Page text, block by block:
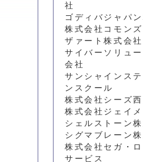
社
ゴディバジャパ
株式会社コモンズ
ザァート株式会社
サイバーソリュ
会社
サンシャインス
ンスクール
株式会社シーズ
株式会社ジェイメ
シェルストーン
シグマブレーン
株式会社セガ・
サービス